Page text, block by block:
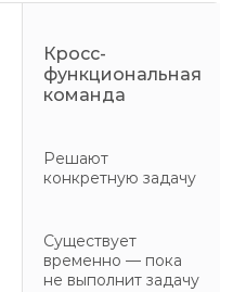
Кросс-
функциональная
команда
Решают
конкретную задачу
Существует
временно — пока
не выполнит задачу